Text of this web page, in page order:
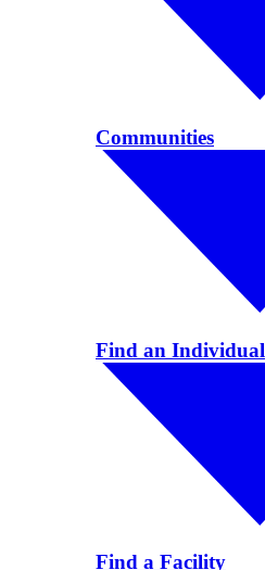
Communities
Find an Individual
Find a Facility